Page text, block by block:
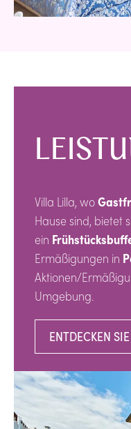
Villa Lilla, wo
Hause sind, bietet
ein
Ermäßigungen in
Aktionen/
Umgebung.
ENTDECKEN